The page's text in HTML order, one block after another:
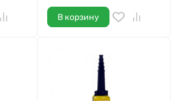
В корзину